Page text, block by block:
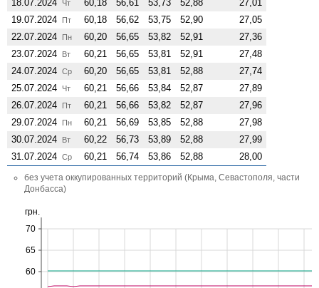
18.07.2024
Чт 60,18 56,61 53,73 52,88
27,01
19.07.2024
Пт 60,18 56,62 53,75 52,90
27,05
22.07.2024
Пн 60,20 56,65 53,82 52,91
27,36
23.07.2024
Вт 60,21 56,65 53,81 52,91
27,48
24.07.2024 Ср 60,20 56,65 53,81 52,88
27,74
25.07.2024
Чт 60,21 56,66 53,84 52,87
27,89
26.07.2024
Пт 60,21 56,66 53,82 52,87
27,96
29.07.2024
Пн 60,21 56,69 53,85 52,88
27,98
30.07.2024
Вт 60,22 56,73 53,89 52,88
27,99
31.07.2024 Ср 60,21 56,74 53,86 52,88 28,00
без учета оккупированных территорий (Крыма, Севастополя, части
Донбасса)